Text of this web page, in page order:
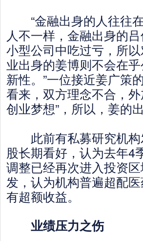
“金融出身的人往往
人不一样，金融出身的
小型公司中吃过亏，所
业出身的姜博则不会在
新性。”一位接近姜广策
看来，双方理念不合，
创业梦想”，所以，姜的
此前有私募研究机构
股长期看好，认为去年4
调整已经再次进入投资
发，认为机构普遍超配
有超额收益。
业绩压力之伤